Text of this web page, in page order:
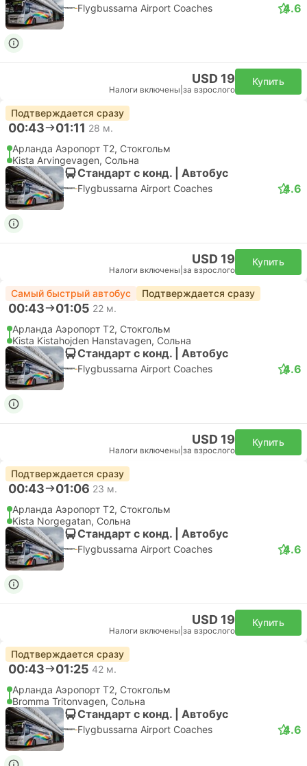
Flygbussarna Airport Coaches 4.6
USD 19
Налоги включены за взрослого
Купить
Подтверждается сразу
00:43 01:11 28 м.
Арланда Аэропорт T2, Стокгольм
Kista Arvingevagen, Сольна
Стандарт с конд. | Автобус
Flygbussarna Airport Coaches 4.6
USD 19
Налоги включены за взрослого
Купить
Самый быстрый автобус Подтверждается сразу
00:43 01:05 22 м.
Арланда Аэропорт T2, Стокгольм
Kista Kistahojden Hanstavagen, Сольна
Стандарт с конд. | Автобус
Flygbussarna Airport Coaches 4.6
USD 19
Налоги включены за взрослого
Купить
Подтверждается сразу
00:43 01:06 23 м.
Арланда Аэропорт T2, Стокгольм
Kista Norgegatan, Сольна
Стандарт с конд. | Автобус
Flygbussarna Airport Coaches 4.6
USD 19
Налоги включены за взрослого
Купить
Подтверждается сразу
00:43 01:25 42 м.
Арланда Аэропорт T2, Стокгольм
Bromma Tritonvagen, Сольна
Стандарт с конд. | Автобус
Flygbussarna Airport Coaches 4.6